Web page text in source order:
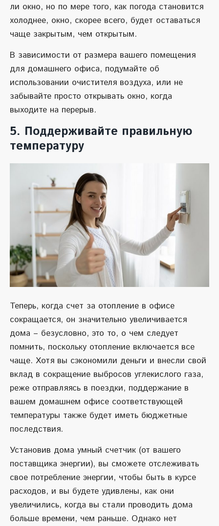
ли окно, но по мере того, как погода становится
холоднее, окно, скорее всего, будет оставаться
чаще закрытым, чем открытым.
В зависимости от размера вашего помещения
для домашнего офиса, подумайте об
использовании очистителя воздуха, или не
забывайте просто открывать окно, когда
выходите на перерыв.
5. Поддерживайте правильную
температуру
Теперь, когда счет за отопление в офисе
сокращается, он значительно увеличивается
дома – безусловно, это то, о чем следует
помнить, поскольку отопление включается все
чаще. Хотя вы сэкономили деньги и внесли свой
вклад в сокращение выбросов углекислого газа,
реже отправляясь в поездки, поддержание в
вашем домашнем офисе соответствующей
температуры также будет иметь бюджетные
последствия.
Установив дома умный счетчик (от вашего
поставщика энергии), вы сможете отслеживать
свое потребление энергии, чтобы быть в курсе
расходов, и вы будете удивлены, как они
увеличились, когда вы стали проводить дома
больше времени, чем раньше. Однако нет